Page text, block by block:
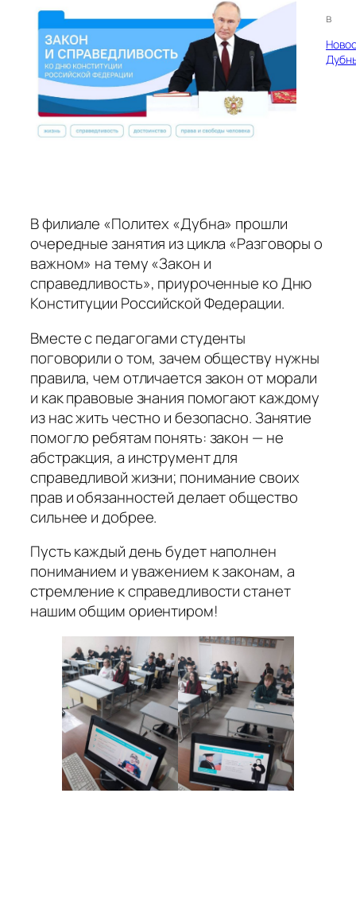
в
В филиале «Политех «Дубна» прошли
очередные занятия из цикла «Разговоры о
важном» на тему «Закон и
справедливость», приуроченные ко Дню
Конституции Российской Федерации.
Вместе с педагогами студенты
поговорили о том, зачем обществу нужны
правила, чем отличается закон от морали
и как правовые знания помогают каждому
из нас жить честно и безопасно. Занятие
помогло ребятам понять: закон — не
абстракция, а инструмент для
справедливой жизни; понимание своих
прав и обязанностей делает общество
сильнее и добрее.
Пусть каждый день будет наполнен
пониманием и уважением к законам, а
стремление к справедливости станет
нашим общим ориентиром!